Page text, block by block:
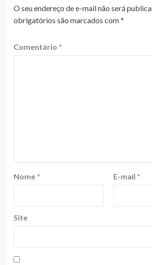
O seu endereço de e-mail não será
obrigatórios são marcados com*
Comentário *
Nome * E-mail *
Site